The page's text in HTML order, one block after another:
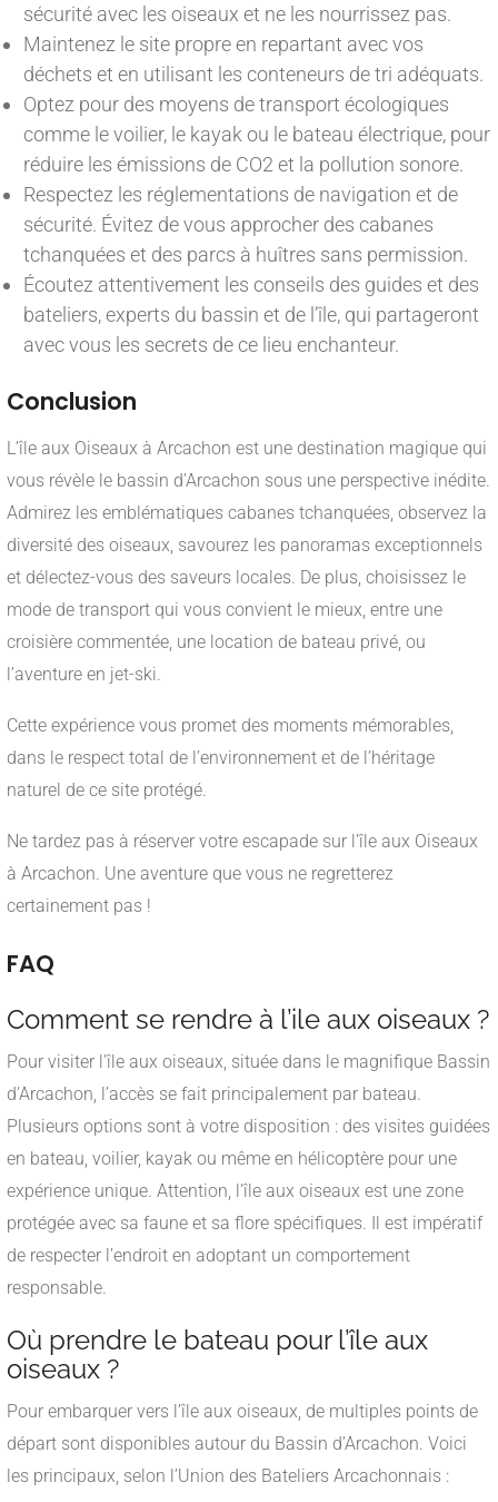
sécurité avec les oiseaux et ne les nourrissez pas.
Maintenez le site propre en repartant avec vos
déchets et en utilisant les conteneurs de tri adéquats.
Optez pour des moyens de transport écologiques
comme le voilier, le kayak ou le bateau électrique, pour
réduire les émissions de CO2 et la pollution sonore.
Respectez les réglementations de navigation et de
sécurité. Évitez de vous approcher des cabanes
tchanquées et des parcs à huîtres sans permission.
Écoutez attentivement les conseils des guides et des
bateliers, experts du bassin et de l’île, qui partageront
avec vous les secrets de ce lieu enchanteur.
Conclusion
L’île aux Oiseaux à Arcachon est une destination magique qui
vous révèle le bassin d’Arcachon sous une perspective inédite.
Admirez les emblématiques cabanes tchanquées, observez la
diversité des oiseaux, savourez les panoramas exceptionnels
et délectez-vous des saveurs locales. De plus, choisissez le
mode de transport qui vous convient le mieux, entre une
croisière commentée, une location de bateau privé, ou
l’aventure en jet-ski.
Cette expérience vous promet des moments mémorables,
dans le respect total de l’environnement et de l’héritage
naturel de ce site protégé.
Ne tardez pas à réserver votre escapade sur l’île aux Oiseaux
à Arcachon. Une aventure que vous ne regretterez
certainement pas !
FAQ
Comment se rendre à l’ile aux oiseaux ?
Pour visiter l’île aux oiseaux, située dans le magnifique Bassin
d’Arcachon, l’accès se fait principalement par bateau.
Plusieurs options sont à votre disposition : des visites guidées
en bateau, voilier, kayak ou même en hélicoptère pour une
expérience unique. Attention, l’île aux oiseaux est une zone
protégée avec sa faune et sa flore spécifiques. Il est impératif
de respecter l’endroit en adoptant un comportement
responsable.
Où prendre le bateau pour l’île aux
oiseaux ?
Pour embarquer vers l’île aux oiseaux, de multiples points de
départ sont disponibles autour du Bassin d’Arcachon. Voici
les principaux, selon l’Union des Bateliers Arcachonnais :